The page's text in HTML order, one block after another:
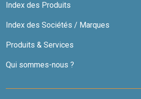
Index des Produits
Index des Sociétés / Marques
Produits & Services
Qui sommes-nous ?